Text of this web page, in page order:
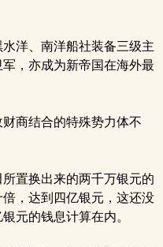
洋、南洋船社装备三级主
，亦成为新帝国在海外最
商结合的特殊势力体不
置换出来的两千万银元的
，达到四亿银元，这还没
元的钱息计算在内。